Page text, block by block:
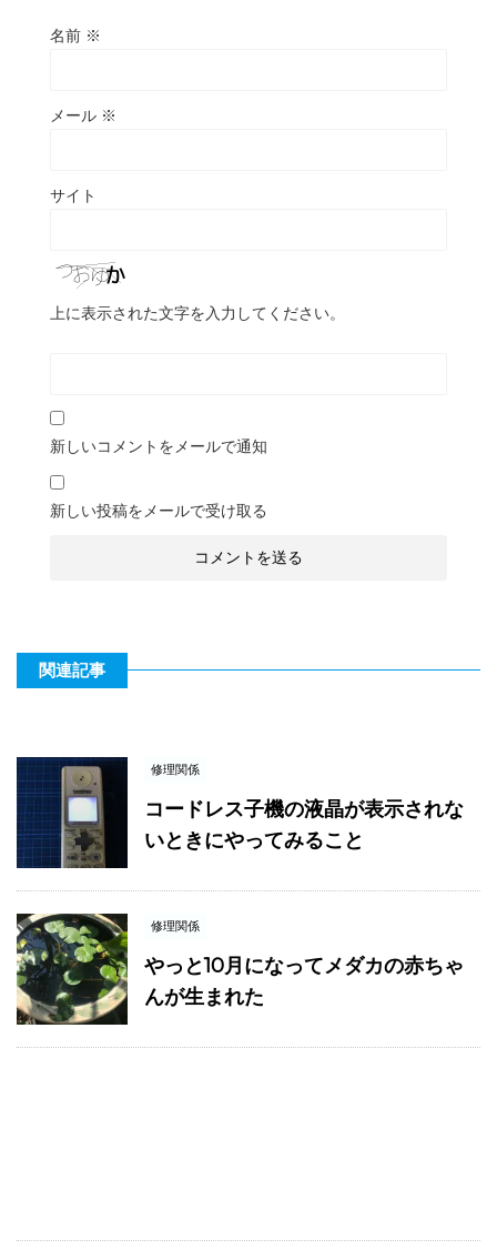
名前 ※
メール ※
サイト
上に表示された文字を入力してください。
新しいコメントをメールで通知
新しい投稿をメールで受け取る
関連記事
修理関係
コードレス子機の液晶が表示されな
いときにやってみること
修理関係
やっと10月になってメダカの赤ちゃ
んが生まれた